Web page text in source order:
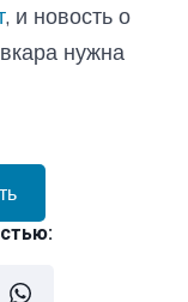
, и новость о
нужна